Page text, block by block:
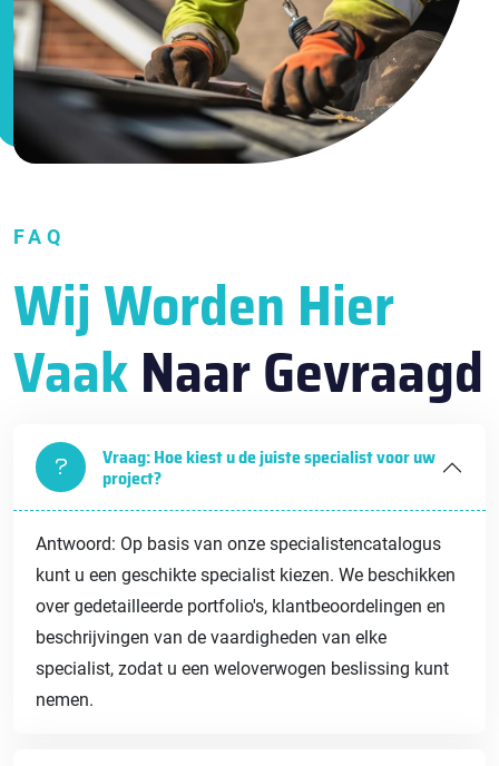
FAQ
Wij Worden Hier
VaakNaar Gevraagd
Vraag: Hoe kiest u de juiste specialist voor uw
project?
Antwoord: Op basis van onze specialistencatalogus
kunt u een geschikte specialist kiezen. We beschikken
over gedetailleerde portfolio's, klantbeoordelingen en
beschrijvingen van de vaardigheden van elke
specialist, zodat u een weloverwogen beslissing kunt
nemen.